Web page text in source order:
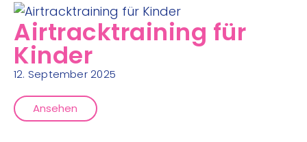
Airtracktraining für
Kinder
12. September 2025
Ansehen